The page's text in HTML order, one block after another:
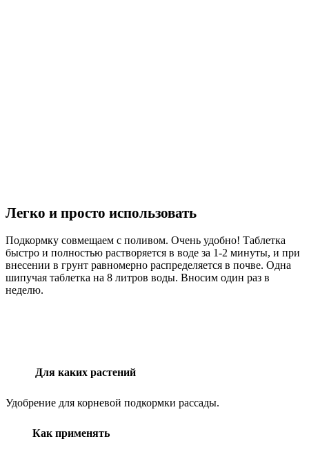
Легко и просто использовать
Подкормку совмещаем с поливом. Очень удобно! Таблетка
быстро и полностью растворяется в воде за 1-2 минуты, и при
внесении в грунт равномерно распределяется в почве. Одна
шипучая таблетка на 8 литров воды. Вносим один раз в
неделю.
Для каких растений
Удобрение для корневой подкормки рассады.
Как применять